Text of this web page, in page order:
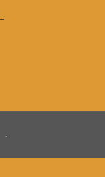
.